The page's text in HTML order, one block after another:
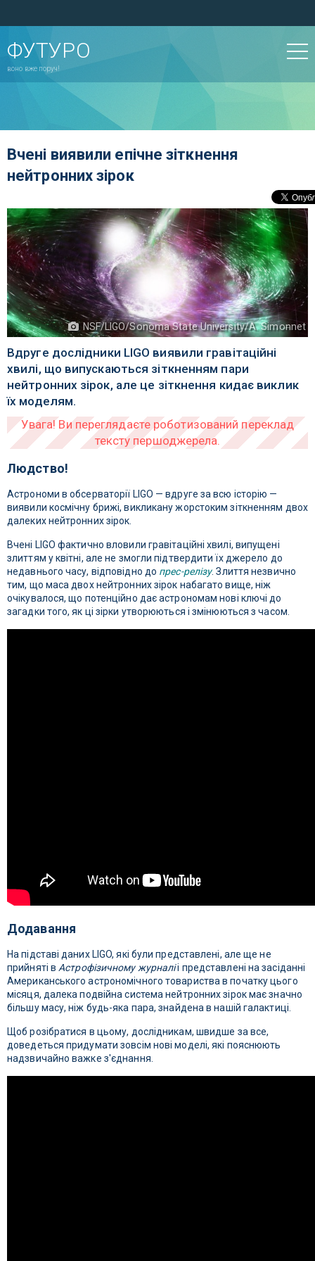
ФУТУРО
воно вже поруч!
Вчені виявили епічне зіткнення
нейтронних зірок
NSF/LIGO/Sonoma State University/A. Simonnet
Вдруге дослідники LIGO виявили гравітаційні
хвилі, що випускаються зіткненням пари
нейтронних зірок, але це зіткнення кидає виклик
їх моделям.
Людство!
Астрономи в обсерваторії LIGO — вдруге за всю історію —
виявили космічну брижі, викликану жорстоким зіткненням двох
далеких нейтронних зірок.
Вчені LIGO фактично вловили гравітаційні хвилі, випущені
злиттям у квітні, але не змогли підтвердити їх джерело до
недавнього часу, відповідно до прес-релізу. Злиття незвично
тим, що маса двох нейтронних зірок набагато вище, ніж
очікувалося, що потенційно дає астрономам нові ключі до
загадки того, як ці зірки утворюються і змінюються з часом.
Додавання
На підставі даних LIGO, які були представлені, але ще не
прийняті вАстрофізичному журналіі представлені на засіданні
Американського астрономічного товариства в початку цього
місяця, далека подвійна система нейтронних зірок має значно
більшу масу, ніж будь-яка пара, знайдена в нашій галактиці.
Щоб розібратися в цьому, дослідникам, швидше за все,
доведеться придумати зовсім нові моделі, які пояснюють
надзвичайно важке з'єднання.